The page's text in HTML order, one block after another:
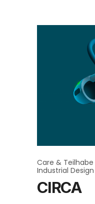
Care & Teilhabe
Industrial Design
CIRCA